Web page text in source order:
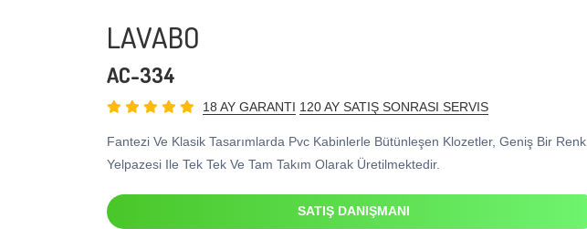
LAVABO
AC-334
18 AY GARANTI 120 AY SATIŞ SONRASI SERVIS
Fantezi Ve Klasik Tasarımlarda Pvc Kabinlerle Bütünleşen Klozetler, Geniş Bir Renk
Yelpazesi Ile Tek Tek Ve Tam Takım Olarak Üretilmektedir.
SATIŞ DANIŞMANI